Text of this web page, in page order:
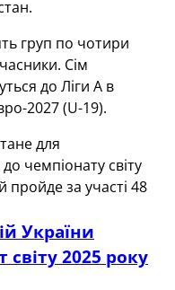
груп по чотири
Сім
до Ліги A в
2027 (U-19).
для
чемпіонату світу
пройде за участі 48
України
2025 року